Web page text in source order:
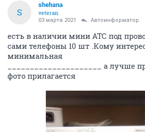
S
shehana
veteran
03 марта 2021 Автоинформатор
есть в наличии мини АТС под
сами телефоны 10 шт .Кому
минимальная
_____________________ а лучше
фото прилагается